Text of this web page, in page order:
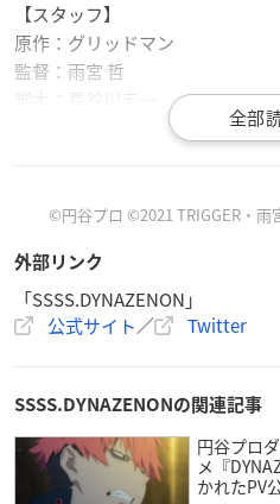
【スタッフ】
原作：グリッドマン
監督：雨宮 哲
脚本：長谷川圭一
キャラクターデザイン：坂本 勝
怪獣デザイン：西川伸司、酉澤
ヒロイック作画チーフ：牟田口裕
メカニックシークエンスディレク
助監督：宮島善博
3DCGディレクター：市川孝次（
美術監督：権瓶岳斗
色彩設計：武田仁基
©円谷プロ ©2021 TRIGGER ・雨
外部リンク
「SSSS.DYNAZENON」
公式サイト／ Twitter
SSSS.DYNAZENONの関連記事
円谷プロ
メ『
かれたPV